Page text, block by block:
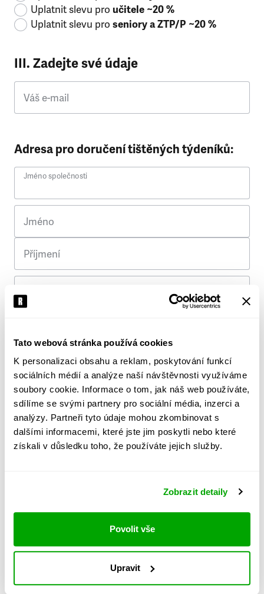
Tato webová stránka používá cookies
K personalizaci obsahu a reklam, poskytování funkcí
sociálních médií a analýze naší návštěvnosti využíváme
soubory cookie. Informace o tom, jak náš web používáte,
sdílíme se svými partnery pro sociální média, inzerci a
analýzy. Partneři tyto údaje mohou zkombinovat s
dalšími informacemi, které jste jim poskytli nebo které
získali v důsledku toho, že používáte jejich služby.
Zobrazit detaily
Povolit vše
Upravit
Uplatnit slevu pro učitele ~20 %
Uplatnit slevu pro seniory a ZTP/P ~20 %
III. Zadejte své údaje
Váš e-mail
Adresa pro doručení tištěných týdeníků:
Jméno společnosti
Jméno
Příjmení
Ulice
Město
PSČ
Stát
doručování týdeníku Respekt v tištěné verzi, na
první vydání ve vaší schránce se můžete těšit
příští, nejpozději přespříští týden (v závislosti na